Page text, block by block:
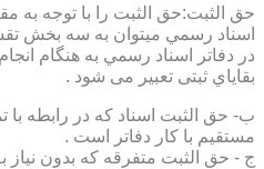
حق الثبت:حق الثبت را با توجه به
اسناد رسمي ميتوان به سه بخش
در دفاتر اسناد رسمي به هنگام
بقاياي ثبتی تعبیر می شود .
ب- حق الثبت اسناد كه در رابطه با
مستقيم با كار دفاتر است .
ج - حق الثبت متفرقه كه بدون